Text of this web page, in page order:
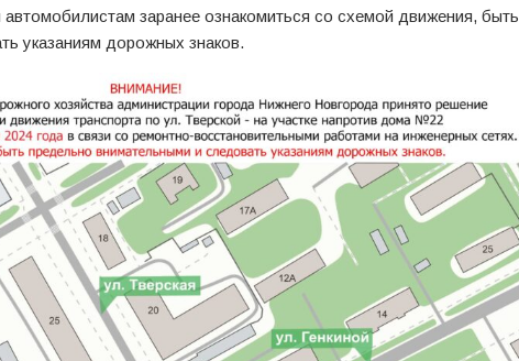
заранее ознакомиться со схемой движения, быть
указаниям дорожных знаков.